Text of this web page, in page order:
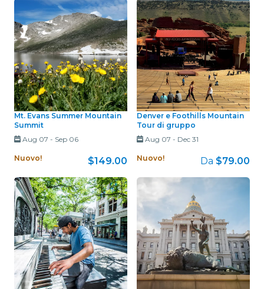
Mt. Evans Summer Mountain
Summit
Aug 07 - Sep 06
Nuovo! $149.00
Denver e Foothills Mountain
Tour di gruppo
Aug 07 - Dec 31
Nuovo! Da $79.00